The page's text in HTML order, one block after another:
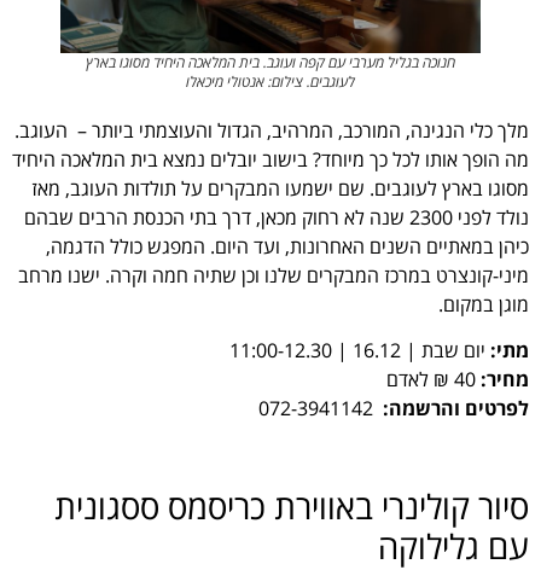
חנוכה בגליל מערבי עם קפה ועוגב. בית המלאכה היחיד מסוגו בארץ
לעוגבים. צילום: אנטולי מיכאלו
מלך כלי הנגינה, המורכב, המרהיב, הגדול והעוצמתי ביותר – העוגב.
מה הופך אותו לכל כך מיוחד?בישוב יובלים נמצא בית המלאכה היחיד
מסוגו בארץ לעוגבים. שם ישמעו המבקרים על תולדות העוגב, מאז
נולד לפני 2300 שנה לא רחוק מכאן, דרך בתי הכנסת הרבים שבהם
כיהן במאתיים השנים האחרונות, ועד היום. המפגש כולל הדגמה,
מיני-קונצרט במרכז המבקרים שלנו וכן שתיה חמה וקרה. ישנו מרחב
מוגן במקום.
מתי: יום שבת | 16.12 | 11:00-12.30
מחיר:
לפרטים והרשמה:
סיור קולינרי באווירת כריסמס ססגונית
עם גלילוקה